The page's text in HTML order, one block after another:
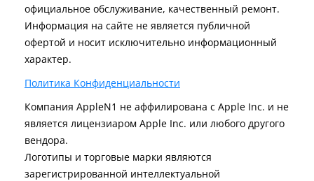
официальное обслуживание, качественный ремонт.
Информация на сайте не является публичной
офертой и носит исключительно информационный
характер.
Политика Конфиденциальности
Компания AppleN1 не аффилирована c Apple Inc. и не
является лицензиаром Apple Inc. или любого другого
вендора.
Логотипы и торговые марки являются
зарегистрированной интеллектуальной